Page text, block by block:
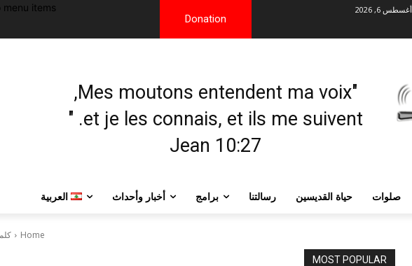
6, 2026
Donation
menu items!
"Mes moutons entendent ma voix,
et je les connais, et ils me suivent. "
Jean 10:27
صلوات حياة القديسين رسالتنا برامج أخبار وأحداث العربية
Home
MOST POPULAR